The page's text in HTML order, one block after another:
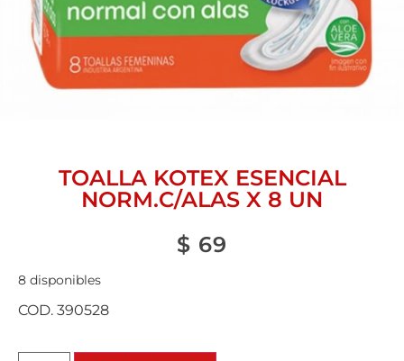
TOALLA KOTEX ESENCIAL
NORM.C/ALAS X 8 UN
$ 69
8 disponibles
COD. 390528